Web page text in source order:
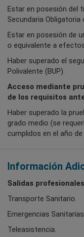
Estar en posesión del
Secundaria
Estar en posesión de
o equivalente a
Haber superado el
Polivalente (BUP).
Acceso mediante
de los requisitos
Haber superado la
grado medio (se
cumplidos en el año
Información
Salidas profesionales
Transporte Sanitario.
Emergencias
Teleasistencia.